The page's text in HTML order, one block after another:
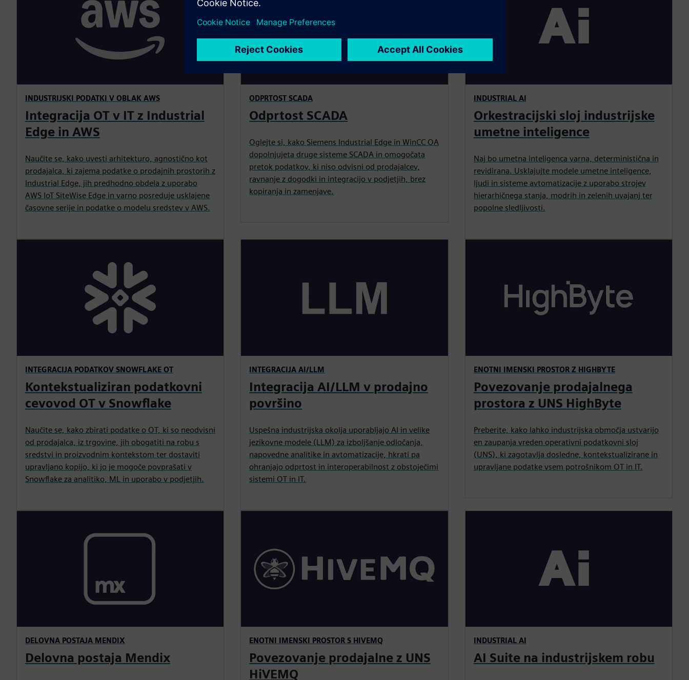
INDUSTRIJSKI PODATKI V OBLAK AWS
Integracija OT v IT z Industrial
Edge in AWS
Naučite se, kako uvesti arhitekturo, agnostično kot
prodajalca, ki zajema podatke o prodajnih prostorih z
Industrial Edge, jih predhodno obdela z uporabo
AWS IoT SiteWise Edge in varno posreduje usklajene
časovne serije in podatke o modelu sredstev v AWS.
ODPRTOST SCADA
Odprtost SCADA
Oglejte si, kako Siemens Industrial Edge in WinCC OA
dopolnjujeta druge sisteme SCADA in omogočata
pretok podatkov, ki niso odvisni od prodajalcev,
ravnanje z dogodki in integracijo v podjetjih, brez
kopiranja in zamenjave.
INDUSTRIAL AI
Orkestracijski sloj industrijske
umetne inteligence
Naj bo umetna inteligenca varna, deterministična in
revidirana. Usklajujte modele umetne inteligence,
ljudi in sisteme avtomatizacije z uporabo strojev
hierarhičnega stanja, modrih in zelenih uvajanj ter
popolne sledljivosti.
INTEGRACIJA PODATKOV SNOWFLAKE OT
Kontekstualiziran podatkovni
cevovod OT v Snowflake
Naučite se, kako zbirati podatke o OT, ki so neodvisni
od prodajalca, iz trgovine, jih obogatiti na robu s
sredstvi in proizvodnim kontekstom ter dostaviti
upravljano kopijo, ki jo je mogoče povprašati v
Snowflake za analitiko, ML in uporabo v podjetjih.
INTEGRACIJA AI/LLM
Integracija AI/LLM v prodajno
površino
Uspešna industrijska okolja uporabljajo AI in velike
jezikovne modele (LLM) za izboljšanje odločanja,
napovedne analitike in avtomatizacije, hkrati pa
ohranjajo odprtost in interoperabilnost z obstoječimi
sistemi OT in IT.
ENOTNI IMENSKI PROSTOR Z HIGHBYTE
Povezovanje prodajalnega
prostora z UNS HighByte
Preberite, kako lahko industrijska območja ustvarijo
en zaupanja vreden operativni podatkovni sloj
(UNS), ki zagotavlja dosledne, kontekstualizirane in
upravljane podatke vsem potrošnikom OT in IT.
DELOVNA POSTAJA MENDIX
Delovna postaja Mendix
ENOTNI IMENSKI PROSTOR S HIVEMQ
Povezovanje prodajalne z UNS
HiVEMQ
INDUSTRIAL AI
AI Suite na industrijskem robu